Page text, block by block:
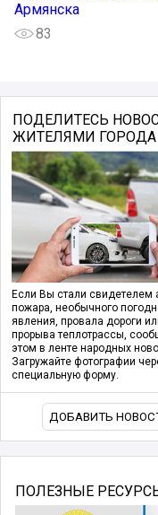
Армянска
83
ПОДЕЛИТЕСЬ
ЖИТЕЛЯМИ ГОРОДА
Если Вы стали свидетелем
пожара, необычного
явления, провала дороги
прорыва теплотрассы,
этом в ленте народных
Загружайте фотографии
специальную форму.
ДОБАВИТЬ
ПОЛЕЗНЫЕ